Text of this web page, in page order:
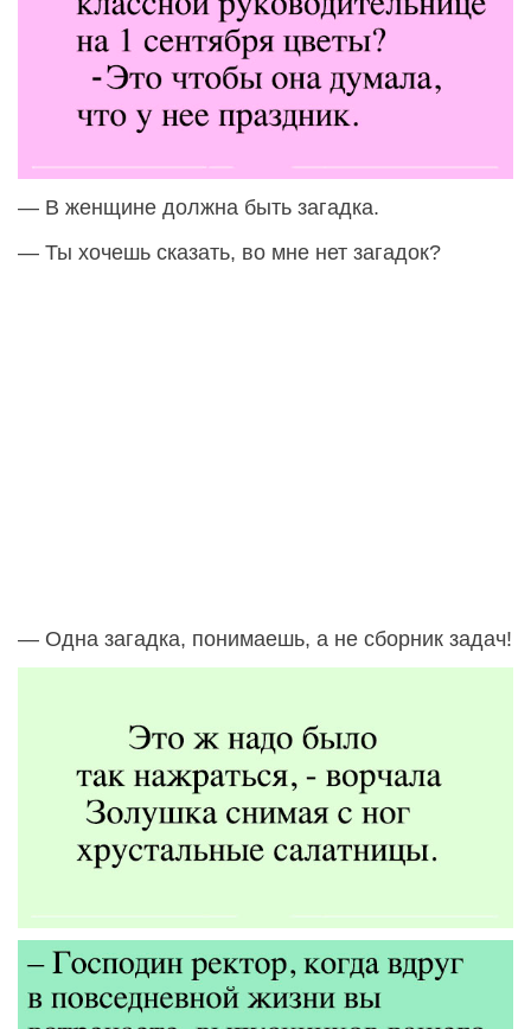
— В женщине должна быть загадка.
— Ты хочешь сказать, во мне нет загадок?
— Одна загадка, понимаешь, а не сборник задач!